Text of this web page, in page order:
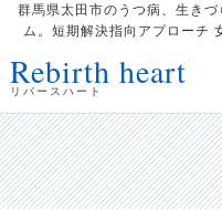
群馬県太田市のうつ病、生き
ム。短期解決指向アプローチ
Rebirth heart
リバースハート